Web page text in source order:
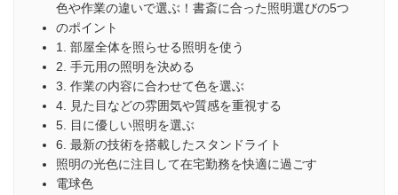
色や作業の違いで選ぶ！書斎に合った照明選びの5つ
のポイント
1. 部屋全体を照らせる照明を使う
2. 手元用の照明を決める
3. 作業の内容に合わせて色を選ぶ
4. 見た目などの雰囲気や質感を重視する
5. 目に優しい照明を選ぶ
6. 最新の技術を搭載したスタンドライト
照明の光色に注目して在宅勤務を快適に過ごす
電球色